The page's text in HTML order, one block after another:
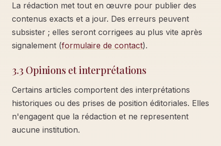
La rédaction met tout en œuvre pour publier des
contenus exacts et a jour. Des erreurs peuvent
subsister ; elles seront corrigees au plus vite après
signalement (formulaire de contact).
3.3 Opinions et interprétations
Certains articles comportent des interprétations
historiques ou des prises de position éditoriales. Elles
n'engagent que la rédaction et ne representent
aucune institution.